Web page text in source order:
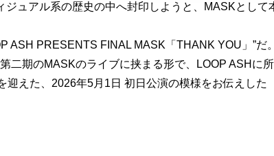
ュアル系の歴史の中へ封印しようと、MASKとして
ASH PRESENTS FINAL MASK「THANK YOU」”だ。
二期のMASKのライブに挟まる形で、LOOP ASHに
えた、2026年5月1日 初日公演の模様をお伝えした